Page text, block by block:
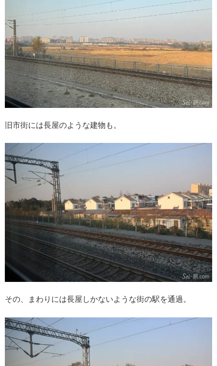
旧市街には長屋のような建物も。
その、まわりには長屋しかないような街の駅を通過。